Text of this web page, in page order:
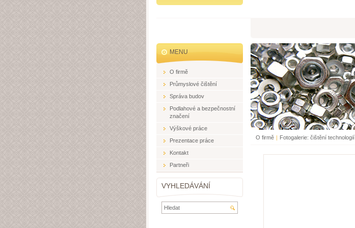
O firmě | Fotogalerie: čištění technologií
MENU
O firmě
Průmyslové čištění
Správa budov
Podlahové a bezpečnostní
značení
Výškové práce
Prezentace práce
Kontakt
Partneři
VYHLEDÁVÁNÍ